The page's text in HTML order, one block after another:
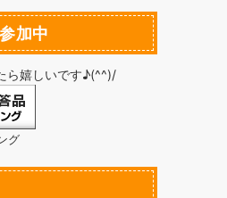
加中
ら嬉しいです♪(^^)/
グ